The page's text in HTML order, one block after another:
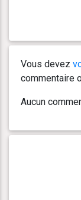
Vous devez
commentaire
Aucun